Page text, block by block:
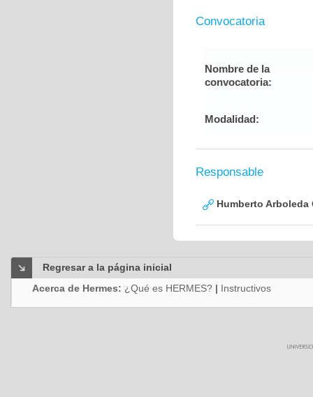
Convocatoria
Nombre de la
convocatoria:
Modalidad:
Responsable
Humberto Arboleda
Regresar a la página inicial
Acerca de Hermes: ¿Qué es HERMES? | Instructivos